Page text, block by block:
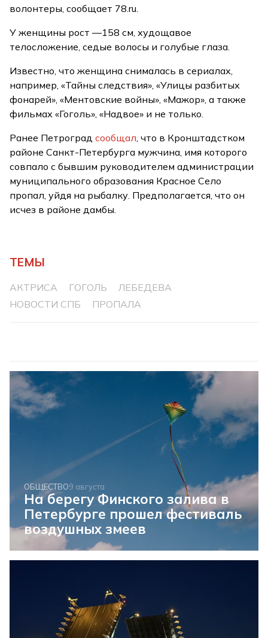
волонтеры, сообщает 78.ru.
У женщины рост —158 см, худощавое
телосложение, седые волосы и голубые глаза.
Известно, что женщина снималась в сериалах,
например, «Тайны следствия», «Улицы разбитых
фонарей», «Ментовские войны», «Мажор», а также
фильмах «Гоголь», «Надвое» и не только.
Ранее Петроградсообщал , что в Кронштадстком
районе Санкт-Петербурга мужчина, имя которого
совпало с бывшим руководителем администрации
муниципального образования Красное Село
пропал, уйдя на рыбалку. Предполагается, что он
исчез в районе дамбы.
ТЕМЫ
АКТРИСА ГОГОЛЬ
ЛЕБЕДЕВА
НОВОСТИ СПБ
ПРОПАЛА
ОБЩЕСТВО9 августа
На берегу Финского залива в
Петербурге прошел фестиваль
воздушных змеев